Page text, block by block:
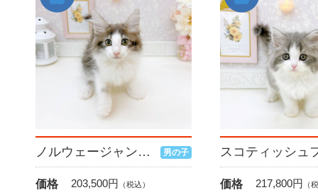
ノルウェージャンフォレストキャット 男の子
価格 203,500円 （税込） 価格 217,800円 （